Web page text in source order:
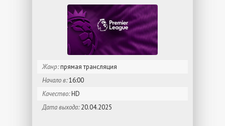
Жанр:прямая трансляция
Начало в:16:00
Качество:HD
Дата выхода:20.04.2025